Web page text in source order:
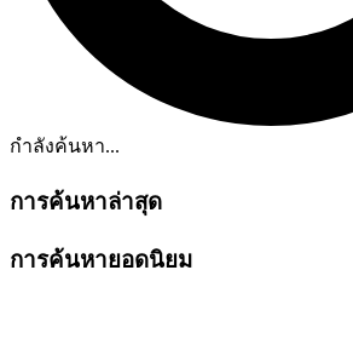
กำลังค้นหา...
การค้นหาล่าสุด
การค้นหายอดนิยม